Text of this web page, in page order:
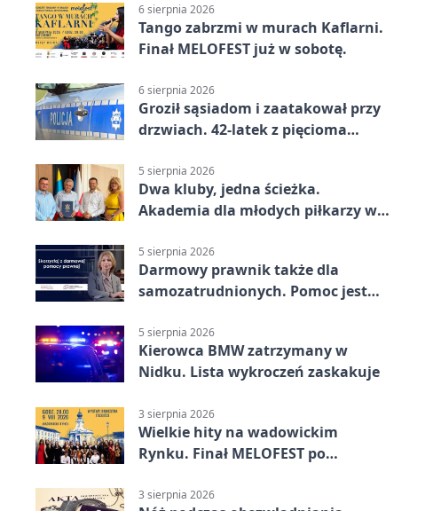
6 sierpnia 2026
Tango zabrzmi w murach Kaflarni.
Finał MELOFEST już w sobotę.
6 sierpnia 2026
Groził sąsiadom i zaatakował przy
drzwiach. 42-latek z pięcioma
5 sierpnia 2026
Dwa kluby, jedna ścieżka.
Akademia dla młodych piłkarzy w
5 sierpnia 2026
Darmowy prawnik także dla
samozatrudnionych. Pomoc jest
5 sierpnia 2026
Kierowca BMW zatrzymany w
Nidku. Lista wykroczeń zaskakuje
3 sierpnia 2026
Wielkie hity na wadowickim
Rynku. Finał MELOFEST po
3 sierpnia 2026